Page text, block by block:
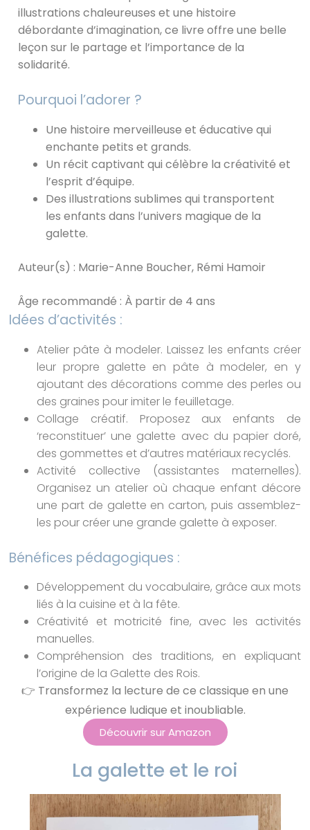
illustrations chaleureuses et une histoire
débordante d’imagination, ce livre offre une belle
leçon sur le partage et l’importance de la
solidarité.
Pourquoi l’adorer ?
Une histoire merveilleuse et éducative qui
enchante petits et grands.
Un récit captivant qui célèbre la créativité et
l’esprit d’équipe.
Des illustrations sublimes qui transportent
les enfants dans l’univers magique de la
galette.
Auteur(s) : Marie-Anne Boucher, Rémi Hamoir
Âge recommandé : À partir de 4 ans
Idées d’activités :
Atelier pâte à modeler. Laissez les enfants créer
leur propre galette en pâte à modeler, en y
ajoutant des décorations comme des perles ou
des graines pour imiter le feuilletage.
Collage créatif. Proposez aux enfants de
‘reconstituer’ une galette avec du papier doré,
des gommettes et d’autres matériaux recyclés.
Activité collective (assistantes maternelles).
Organisez un atelier où chaque enfant décore
une part de galette en carton, puis assemblez-
les pour créer une grande galette à exposer.
Bénéfices pédagogiques :
Développement du vocabulaire, grâce aux mots
liés à la cuisine et à la fête.
Créativité et motricité fine, avec les activités
manuelles.
Compréhension des traditions, en expliquant
l’origine de la Galette des Rois.
👉 Transformez la lecture de ce classique en une
expérience ludique et inoubliable.
Découvrir sur Amazon
La galette et le roi